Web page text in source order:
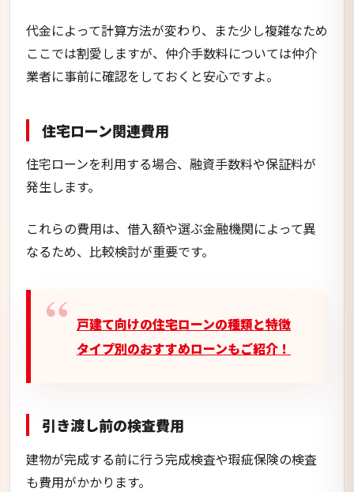
代金によって計算方法が変わり、また少し複雑なため
ここでは割愛しますが、仲介手数料については仲介
業者に事前に確認をしておくと安心ですよ。
住宅ローン関連費用
住宅ローンを利用する場合、融資手数料や保証料が
発生します。
これらの費用は、借入額や選ぶ金融機関によって異
なるため、比較検討が重要です。
戸建て向けの住宅ローンの種類と特徴
タイプ別のおすすめローンもご紹介！
引き渡し前の検査費用
建物が完成する前に行う完成検査や瑕疵保険の検査
も費用がかかります。